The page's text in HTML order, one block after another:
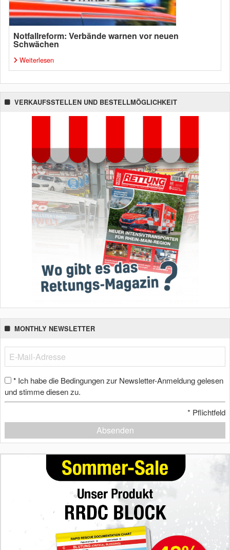
Notfallreform: Verbände warnen vor neuen
Schwächen
Weiterlesen
VERKAUFSSTELLEN UND BESTELLMÖGLICHKEIT
MONTHLY NEWSLETTER
* Ich habe die Bedingungen zur Newsletter-Anmeldung gelesen
und stimme diesen zu.
* Pflichtfeld
Absenden